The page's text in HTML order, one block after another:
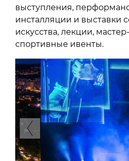
выступления,
инсталляции и выставки
искусства, лекции,
спортивные ивенты.
Previous